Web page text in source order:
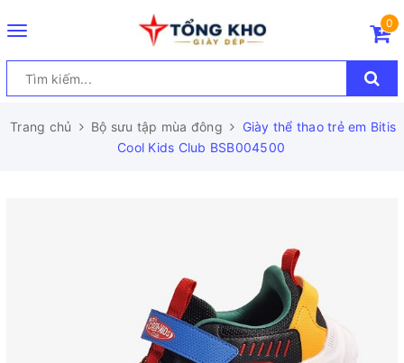
Toggle
0
Trang chủ Bộ sưu tập mùa đông
Giày thể thao trẻ em Bitis
Cool Kids Club BSB004500